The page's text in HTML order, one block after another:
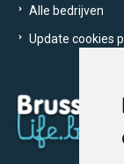
Alle bedrijven
Update cookies